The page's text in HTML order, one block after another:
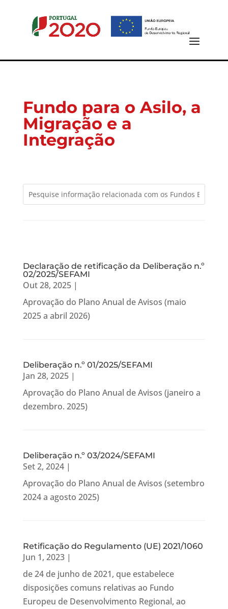
Fundo para o Asilo, a
Migração e a
Integração
Declaração de retificação da Deliberação n.º
02/2025/SEFAMI
Out 28, 2025|
Aprovação do Plano Anual de Avisos (maio
2025 a abril 2026)
Deliberação n.º 01/2025/SEFAMI
Jan 28, 2025|
Aprovação do Plano Anual de Avisos (janeiro a
dezembro. 2025)
Deliberação n.º 03/2024/SEFAMI
Set 2, 2024|
Aprovação do Plano Anual de Avisos (setembro
2024 a agosto 2025)
Retificação do Regulamento (UE) 2021/1060
Jun 1, 2023|
de 24 de junho de 2021, que estabelece
disposições comuns relativas ao Fundo
Europeu de Desenvolvimento Regional, ao